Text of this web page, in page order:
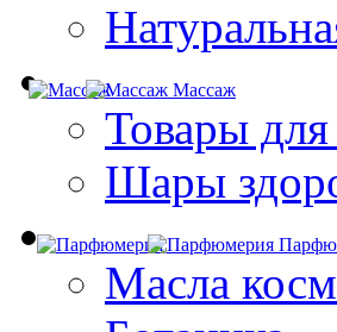
Массаж
Товары
Шары
Масла